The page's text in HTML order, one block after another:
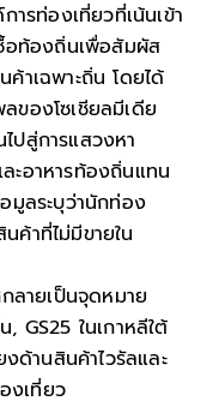
รท่องเที่ยวที่เน้นเข้า
อท้องถิ่นเพื่อสัมผัส
าเฉพาะถิ่น โดยได้
ของโซเชียลมีเดีย
ปสู่การแสวงหา
ะอาหารท้องถิ่นแทน
มูลระบุว่านักท่อง
ค้าที่ไม่มีขายใน
กลายเป็นจุดหมาย
GS25 ในเกาหลีใต้
ด้านสินค้าไวรัลและ
งเที่ยว